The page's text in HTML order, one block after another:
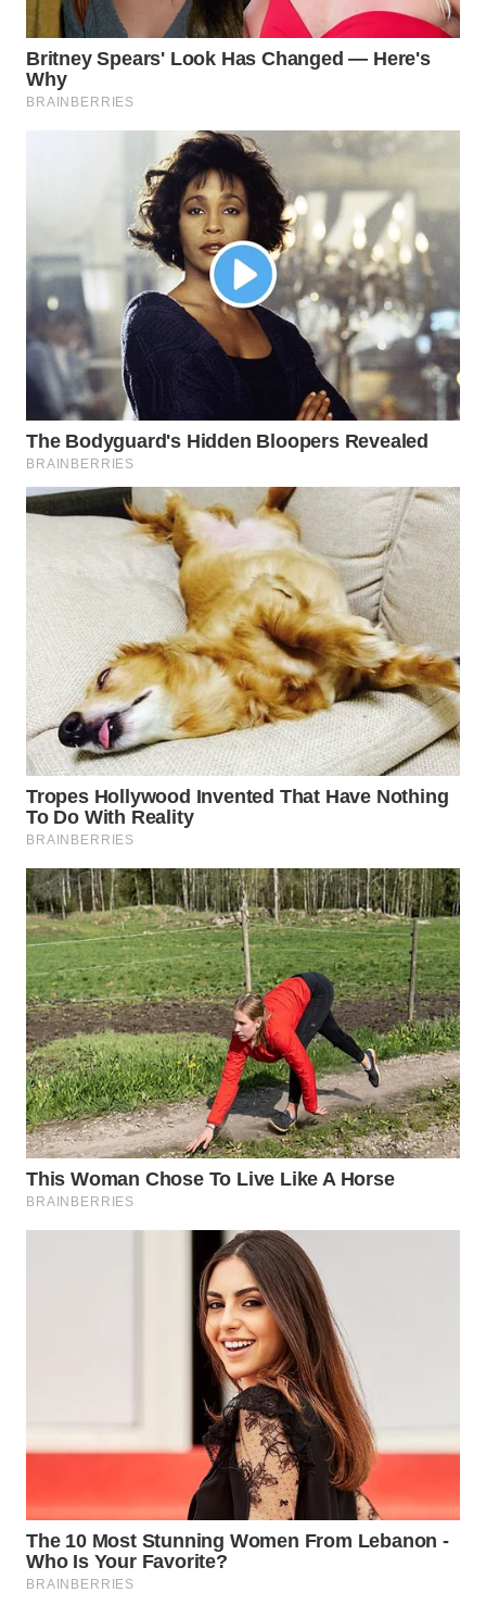
WN
LABUHANBATU
WN
SERDANG
WN
TEBING
TINGGI
WN
PAKPAK
KARAWANG
BEKASI
WN
BOGOR
WN
DEPOK
WN
TAPANULI
UTARA
WN
SAMOSIR
WN
PADANG
LAWAS
WN
SUMEDANG
CIANJUR
BINJAI
WN
CIREBON
WN